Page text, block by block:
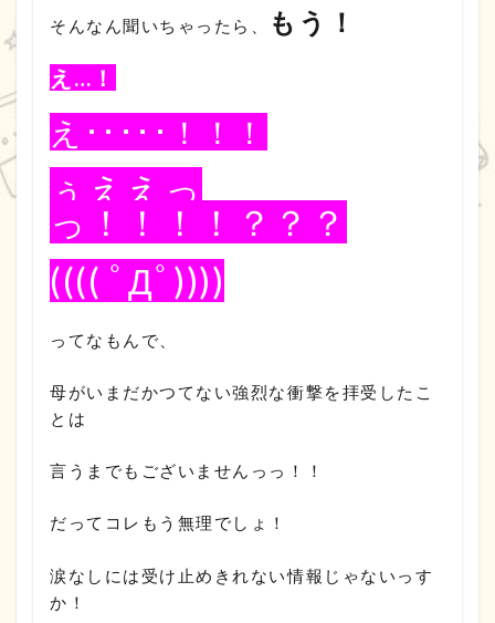
そんなん聞いちゃったら、 もう！
え…！
え･････！！！
ぅええっ
っ！！！！？？？
(((( ﾟДﾟ))))
ってなもんで、
母がいまだかつてない強烈な衝撃を拝受したこ
とは
言うまでもございませんっっ！！
だってコレもう無理でしょ！
涙なしには受け止めきれない情報じゃないっす
か！